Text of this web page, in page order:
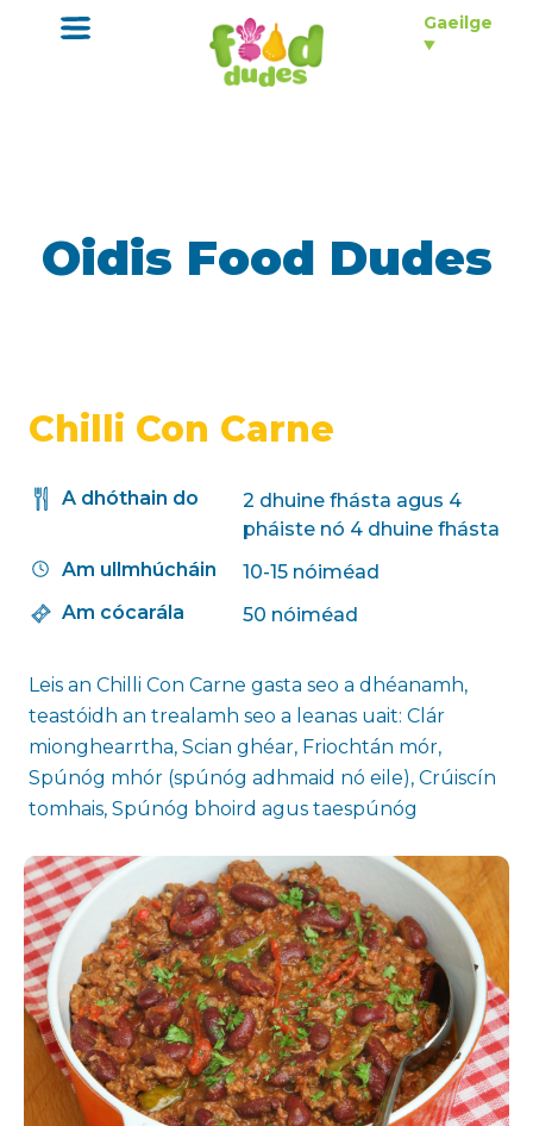
Gaeilge
Oidis Food Dudes
Chilli Con Carne
A dhóthain do
2 dhuine fhásta agus 4
pháiste nó 4 dhuine fhásta
Am ullmhúcháin
10-15 nóiméad
Am cócarála
50 nóiméad
Leis an Chilli Con Carne gasta seo a dhéanamh,
teastóidh an trealamh seo a leanas uait: Clár
mionghearrtha, Scian ghéar, Friochtán mór,
Spúnóg mhór (spúnóg adhmaid nó eile), Crúiscín
tomhais, Spúnóg bhoird agus taespúnóg